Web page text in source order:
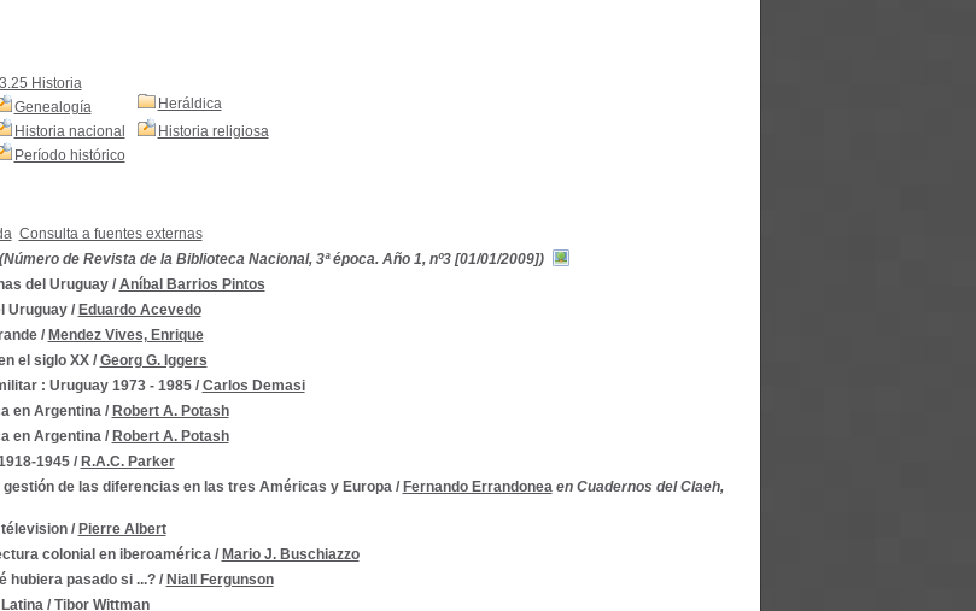
3.25 Historia
Genealogía
Heráldica
Historia nacional
Historia religiosa
Período histórico
Consulta a fuentes externas
de Revista de la Biblioteca Nacional, 3ª época. Año 1, nº3 [01/01/2009])
del Uruguay/ Aníbal Barrios Pintos
Uruguay/ Eduardo Acevedo
/ Mendez Vives, Enrique
el siglo XX/ Georg G. Iggers
: Uruguay 1973 - 1985/ Carlos Demasi
en Argentina/ Robert A. Potash
en Argentina/ Robert A. Potash
1945/ R.A.C. Parker
gestión de las diferencias en las tres Américas y Europa/ Fernando Errandonea en Cuadernos del Claeh,
/ Pierre Albert
colonial en iberoamérica/ Mario J. Buschiazzo
hubiera pasado si ...?/ Niall Fergunson
/ Tibor Wittman